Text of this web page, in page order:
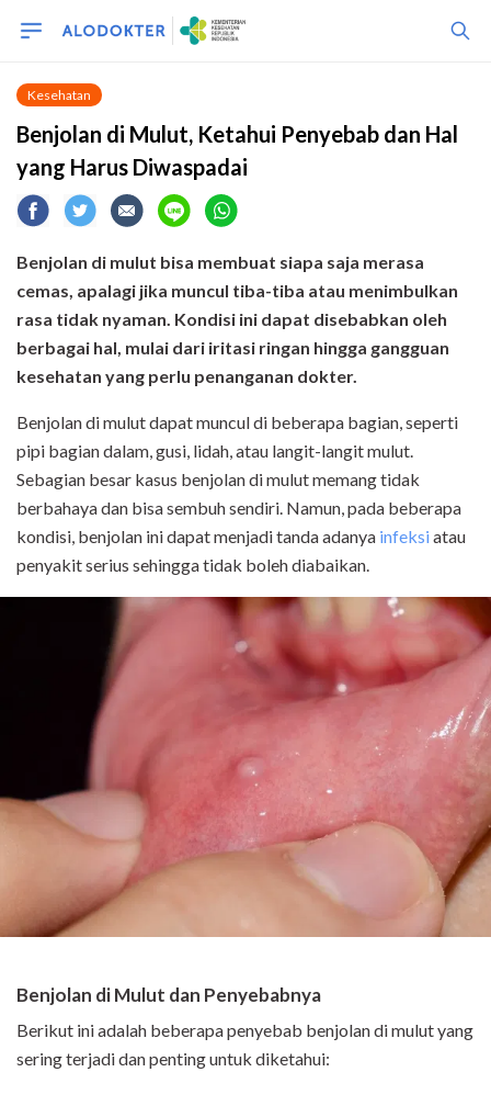
Kesehatan
Benjolan di Mulut, Ketahui Penyebab dan Hal
yang Harus Diwaspadai
Benjolan di mulut bisa membuat siapa saja merasa
cemas, apalagi jika muncul tiba-tiba atau menimbulkan
rasa tidak nyaman. Kondisi ini dapat disebabkan oleh
berbagai hal, mulai dari iritasi ringan hingga gangguan
kesehatan yang perlu penanganan dokter.
Benjolan di mulut dapat muncul di beberapa bagian, seperti
pipi bagian dalam, gusi, lidah, atau langit-langit mulut.
Sebagian besar kasus benjolan di mulut memang tidak
berbahaya dan bisa sembuh sendiri. Namun, pada beberapa
kondisi, benjolan ini dapat menjadi tanda adanya infeksiatau
penyakit serius sehingga tidak boleh diabaikan.
Benjolan di Mulut dan Penyebabnya
Berikut ini adalah beberapa penyebab benjolan di mulut yang
sering terjadi dan penting untuk diketahui: